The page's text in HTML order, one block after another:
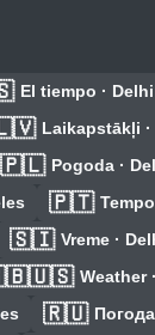
El tiempo ·
Laikapstākļi
🇵🇱 Pogoda ·
🇵🇹
🇸🇮 Vreme ·
Weather
🇷🇺